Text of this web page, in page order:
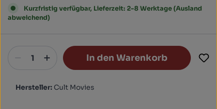
Kurzfristig verfügbar, Lieferzeit: 2-8 Werktage (Ausland
abweichend)
In den Warenkorb
Hersteller: Cult Movies